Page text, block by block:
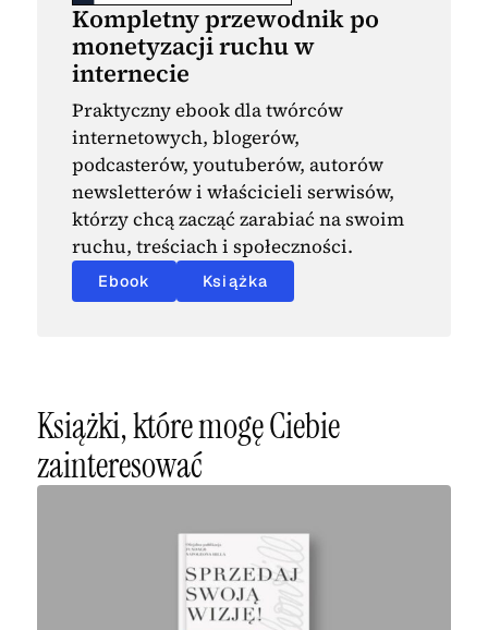
Kompletny przewodnik po
monetyzacji ruchu w
internecie
Praktyczny ebook dla twórców
internetowych, blogerów,
podcasterów, youtuberów, autorów
newsletterów i właścicieli serwisów,
którzy chcą zacząć zarabiać na swoim
ruchu, treściach i społeczności.
Ebook Książka
Książki, które mogę Ciebie
zainteresować